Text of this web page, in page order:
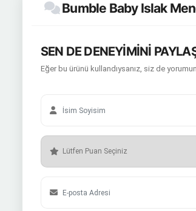
Bumble Baby Islak
SEN DE DENEYİMİNİ
Eğer bu ürünü kullandıysanız, siz de